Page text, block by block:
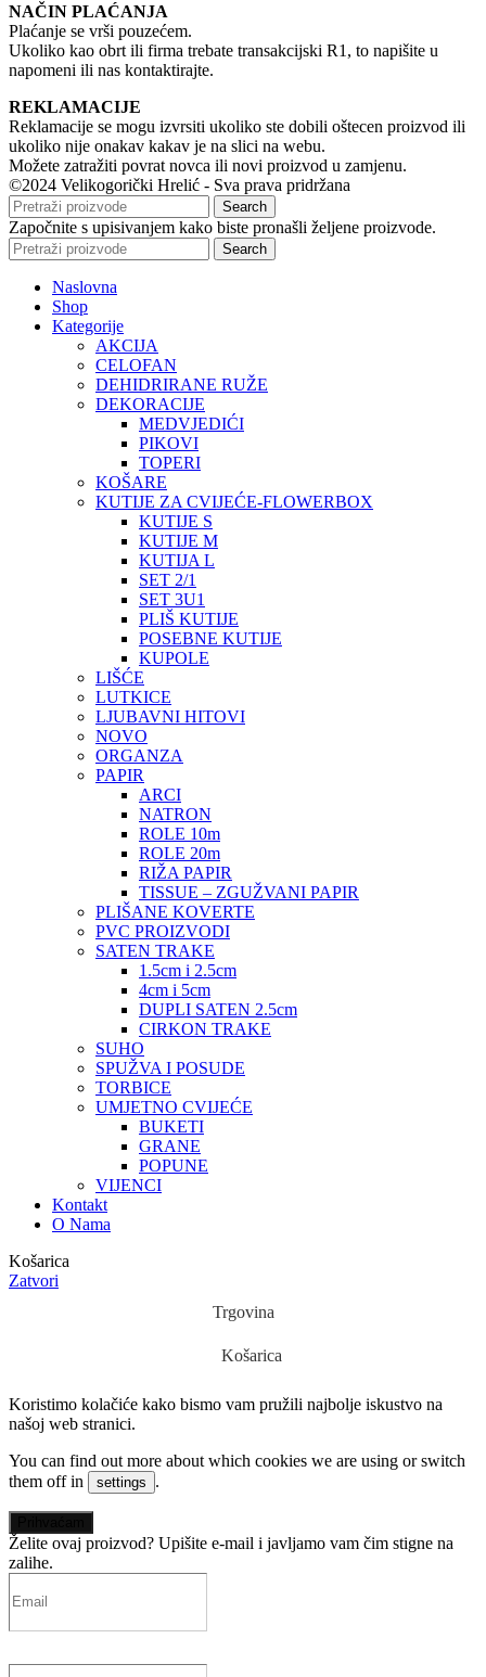
NAČIN PLAĆANJA
Plaćanje se vrši pouzećem.
Ukoliko kao obrt ili firma trebate transakcijski R1, to napišite u
napomeni ili nas kontaktirajte.
REKLAMACIJE
Reklamacije se mogu izvrsiti ukoliko ste dobili oštecen proizvod ili
ukoliko nije onakav kakav je na slici na webu.
Možete zatražiti povrat novca ili novi proizvod u zamjenu.
©2024 Velikogorički Hrelić - Sva prava pridržana
Search
Započnite s upisivanjem kako biste pronašli željene proizvode.
Search
Naslovna
Shop
Kategorije
AKCIJA
CELOFAN
DEHIDRIRANE RUŽE
DEKORACIJE
MEDVJEDIĆI
PIKOVI
TOPERI
KOŠARE
KUTIJE ZA CVIJEĆE-FLOWERBOX
KUTIJE S
KUTIJE M
KUTIJA L
SET 2/1
SET 3U1
PLIŠ KUTIJE
POSEBNE KUTIJE
KUPOLE
LIŠĆE
LUTKICE
LJUBAVNI HITOVI
NOVO
ORGANZA
PAPIR
ARCI
NATRON
ROLE 10m
ROLE 20m
RIŽA PAPIR
TISSUE – ZGUŽVANI PAPIR
PLIŠANE KOVERTE
PVC PROIZVODI
SATEN TRAKE
1.5cm i 2.5cm
4cm i 5cm
DUPLI SATEN 2.5cm
CIRKON TRAKE
SUHO
SPUŽVA I POSUDE
TORBICE
UMJETNO CVIJEĆE
BUKETI
GRANE
POPUNE
VIJENCI
Kontakt
O Nama
Košarica
Zatvori
Trgovina
Košarica
Koristimo kolačiće kako bismo vam pružili najbolje iskustvo na
našoj web stranici.
You can find out more about which cookies we are using or switch
them off in
settings .
Želite ovaj proizvod? Upišite e-mail i javljamo vam čim stigne na
zalihe.